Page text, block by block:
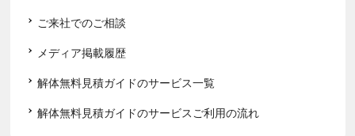
ご来社でのご相談
メディア掲載履歴
解体無料見積ガイドのサービス一覧
解体無料見積ガイドのサービスご利用の流れ